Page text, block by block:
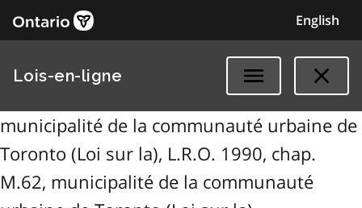
English
Lois-en-ligne
municipalité de la communauté urbaine de
Toronto (Loi sur la), L.R.O. 1990, chap.
M.62, municipalité de la communauté